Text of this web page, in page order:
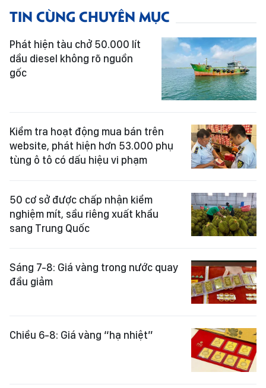
TIN CÙNG CHUYÊN MỤC
Phát hiện tàu chở 50.000 lít
dầu diesel không rõ nguồn
gốc
Kiểm tra hoạt động mua bán trên
website, phát hiện hơn 53.000 phụ
tùng ô tô có dấu hiệu vi phạm
50 cơ sở được chấp nhận kiểm
nghiệm mít, sầu riêng xuất khẩu
sang Trung Quốc
Sáng 7-8: Giá vàng trong nước quay
đầu giảm
Chiều 6-8: Giá vàng “hạ nhiệt”